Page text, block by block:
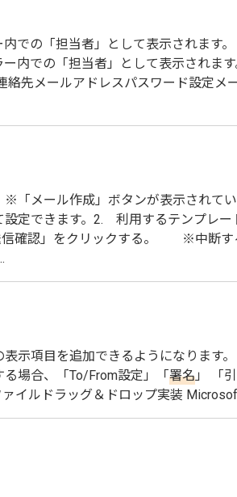
内での「担当者」として表示されます
内での「担当者」として表示されま
絡先メールアドレスパスワード設定
「メール作成」ボタンが表示され
設定できます。2. 利用するテンプレー
確認」をクリックする。 ※中断す
表示項目を追加できるようになりま
る場合、「To/From設定」「署名 」 「
イルドラッグ＆ドロップ実装